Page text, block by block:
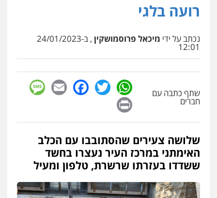
0547342002
עו"ד אלון קריטי
עו"ד זוהר ארבל
פשיעה חמורה
קטינים
עו"ד שלי גורביץ – לוי
משפט פלילי פשיעה חמורה מעצרים
וחקירות צבאי תעבורה
רועה בלגי
נכתב על ידי מיכאל פרוסמושקין , ב-24/01/2023
12:01
שתף כתבה עם
חברים
WhatsApp
Twitter
Facebook
Email
שלושה צעירים שהסתובבו עם הכלב
האימתני במרכז העיר נעצרו בחשד
ששדדו בעזרתו שרשרת, טלפון ומעיל